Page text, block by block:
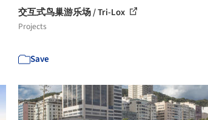
交互式鸟巢游乐场 / Tri-Lox
Projects
Save